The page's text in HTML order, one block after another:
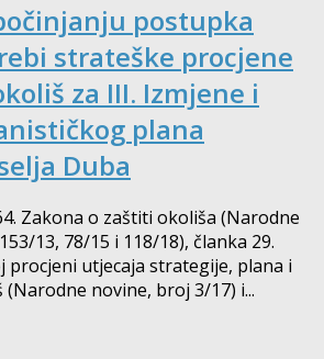
postupka
strateške procjene
za III. Izmjene i
plana
Duba
Zakona o zaštiti okoliša (Narodne
13, 78/15 i 118/18), članka 29.
procjeni utjecaja strategije, plana i
novine, broj 3/17) i...